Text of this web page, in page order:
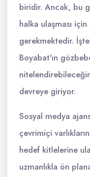
biridir. Ancak, bu
halka ulaşması
gerekmektedir.
Boyabat'ın
devreye giriyor.
Sosyal medya
çevrimiçi
hedef kitlelerine
uzmanlıkla ön